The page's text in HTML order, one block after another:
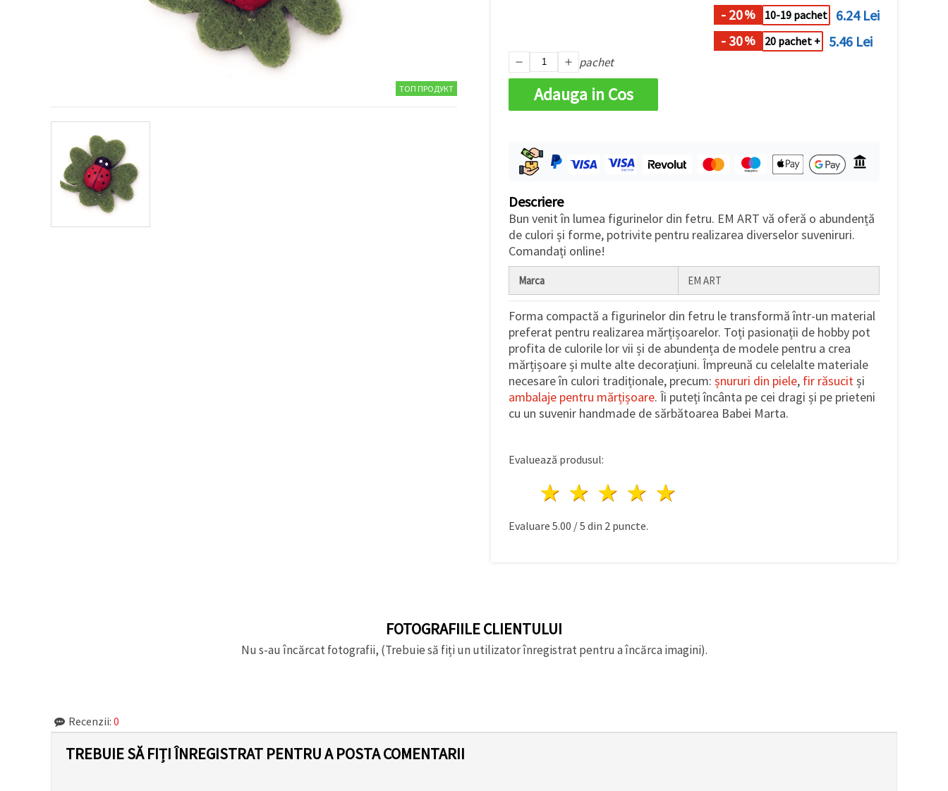
ТОП ПРОДУКТ
- 20% 10-19 pachet
6.24 Lei
- 30% 20 pachet + 5.46 Lei
pachet
Adauga in Cos
Descriere
Bun venit în lumea figurinelor din fetru. EM ART vă oferă o abundență
de culori și forme, potrivite pentru realizarea diverselor suveniruri.
Comandați online!
Marca EM ART
Forma compactă a figurinelor din fetru le transformă într-un material
preferat pentru realizarea mărțișoarelor. Toți pasionații de hobby pot
profita de culorile lor vii și de abundența de modele pentru a crea
mărțișoare și multe alte decorațiuni. Împreună cu celelalte materiale
necesare în culori tradiționale, precum: șnururi din piele, fir răsucit și
ambalaje pentru mărțișoare. Îi puteți încânta pe cei dragi și pe prieteni
cu un suvenir handmade de sărbătoarea Babei Marta.
Evaluează produsul:
4 stele
3 stele
2 stele
1 stea
Evaluare 5.00 /5 din 2 puncte.
FOTOGRAFIILE CLIENTULUI
Nu s-au încărcat fotografii, (Trebuie să fiți un utilizator înregistrat pentru a încărca imagini).
Recenzii: 0
TREBUIE SĂ FIȚI ÎNREGISTRAT PENTRU A POSTA COMENTARII